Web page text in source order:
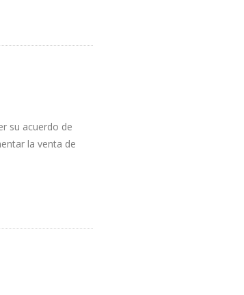
su acuerdo de
la venta de